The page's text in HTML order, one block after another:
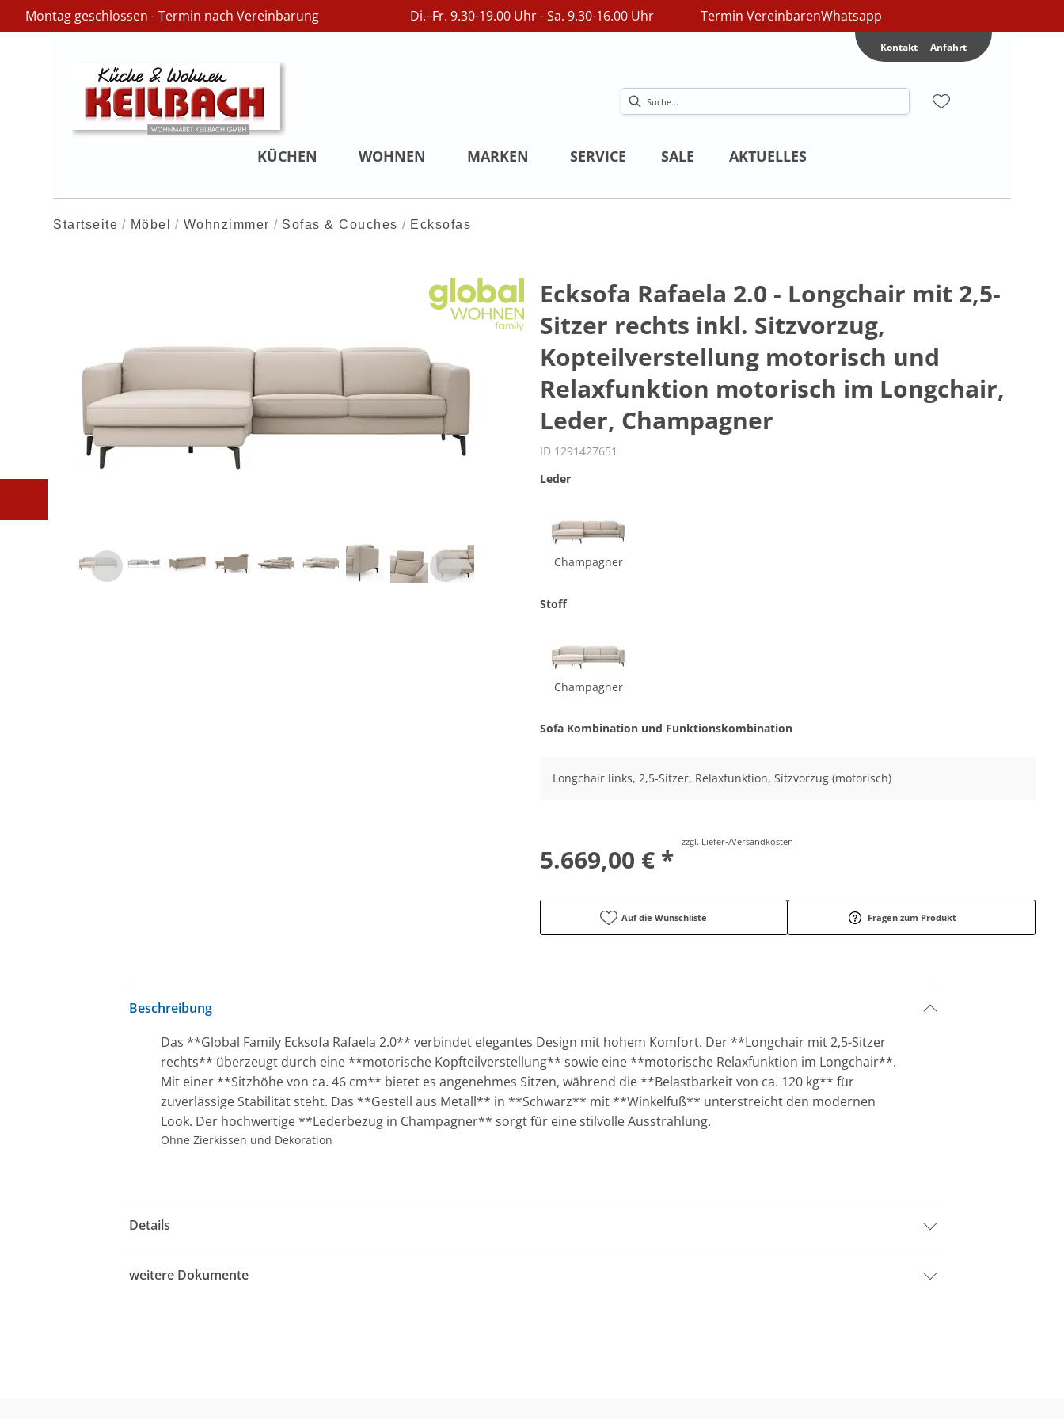
Montag geschlossen - Termin nach Vereinbarung Di.–Fr. 9.30-19.00 Uhr - Sa. 9.30-16.00 Uhr Termin VereinbarenWhatsapp
Kontakt Anfahrt
KÜCHEN WOHNEN MARKEN SERVICE SALE AKTUELLES
Startseite Möbel Wohnzimmer Sofas & Couches Ecksofas
Ecksofa Rafaela 2.0 - Longchair mit 2,5-
Sitzer rechts inkl. Sitzvorzug,
Kopteilverstellung motorisch und
Relaxfunktion motorisch im Longchair,
Leder, Champagner
ID 1291427651
Leder
Champagner
Stoff
Champagner
Sofa Kombination und Funktionskombination
Longchair links, 2,5-Sitzer, Relaxfunktion, Sitzvorzug (motorisch)
5.669,00 € *
zzgl. Liefer-/Versandkosten
Auf die Wunschliste Fragen zum Produkt
Beschreibung
Das **Global Family Ecksofa Rafaela 2.0** verbindet elegantes Design mit hohem Komfort. Der **Longchair mit 2,5-Sitzer
rechts** überzeugt durch eine **motorische Kopfteilverstellung** sowie eine **motorische Relaxfunktion im Longchair**.
Mit einer **Sitzhöhe von ca. 46 cm** bietet es angenehmes Sitzen, während die **Belastbarkeit von ca. 120 kg** für
zuverlässige Stabilität steht. Das **Gestell aus Metall** in **Schwarz** mit **Winkelfuß** unterstreicht den modernen
Look. Der hochwertige **Lederbezug in Champagner** sorgt für eine stilvolle Ausstrahlung.
Ohne Zierkissen und Dekoration
Details
weitere Dokumente